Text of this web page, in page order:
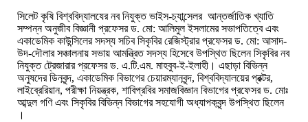
সিলেট কৃষি বিশ্ববিদ্যালযের নব নিযুক্ত ভাইস-চ্যান্সেলর আন্তর্জাতিক খ্যাতি
সম্পন্ন অনুজীব বিজ্ঞানী প্রফেসর ড. মো: আলিমুল ইসলামের সভাপতিত্বে এবং
একাডেমিক কাউন্সিলের সদস্য সচিব সিকৃবির রেজিস্ট্রার প্রফেসর ড. মো: আসাদ-
উদ-দৌলার সঞ্চালনায় সভায় আমন্ত্রিত সদস্য হিসেবে উপস্থিত ছিলেন সিকৃবির নব
নিযুক্ত ট্রেজারারপ্রফেসর ড. এ.টি.এম. মাহবুব-ই-ইলাহী । এছাড়া বিভিন্ন
অনুষদের ডিনবৃন্দ, একাডেমিক বিভাগের চেয়ারম্যানবৃন্দ, বিশ্ববিদ্যালয়ের প্রক্টর,
লাইব্রেরিয়ান, পরীক্ষা নিয়ন্ত্রক, শাবিপ্রবির সমাজবিজ্ঞান বিভাগের প্রফেসর ড. মোঃ
আব্দুল গণি এবং সিকৃবির বিভিন্ন বিভাগের সহযোগী অধ্যাপকবৃন্দ উপস্থিত ছিলেন
।